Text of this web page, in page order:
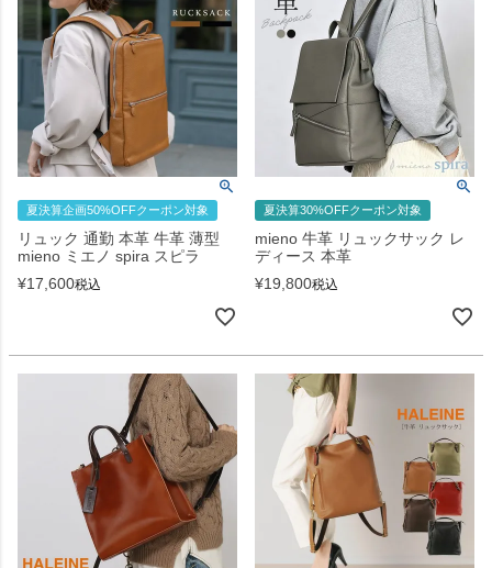
夏決算企画50%OFFクーポン対象
リュック 通勤 本革 牛革 薄型
mieno ミエノ spira スピラ
¥17,600税込
夏決算30%OFFクーポン対象
mieno 牛革 リュックサック レ
ディース 本革
¥19,800税込